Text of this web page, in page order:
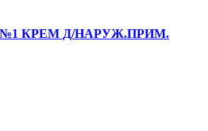
№1 КРЕМ Д/НАРУЖ.ПРИМ.